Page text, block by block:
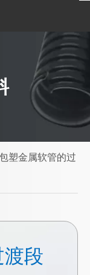
塑金属软管的过
段